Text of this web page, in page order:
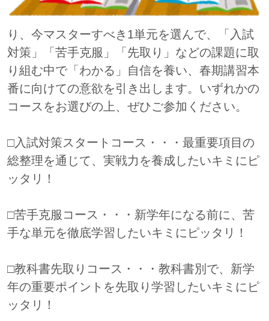
り、今マスターすべき1単元を選んで、「入試
対策」「苦手克服」「先取り」などの課題に取
り組む中で「わかる」自信を養い、春期講習本
番に向けての意欲を引き出します。いずれかの
コースをお選びの上、ぜひご参加ください。
□入試対策スタートコース・・・最重要項目の
総整理を通じて、実戦力を養成したいキミにピ
ッタリ！
□苦手克服コース・・・新学年になる前に、苦
手な単元を徹底学習したいキミにピッタリ！
□教科書先取りコース・・・教科書別で、新学
年の重要ポイントを先取り学習したいキミにピ
ッタリ！